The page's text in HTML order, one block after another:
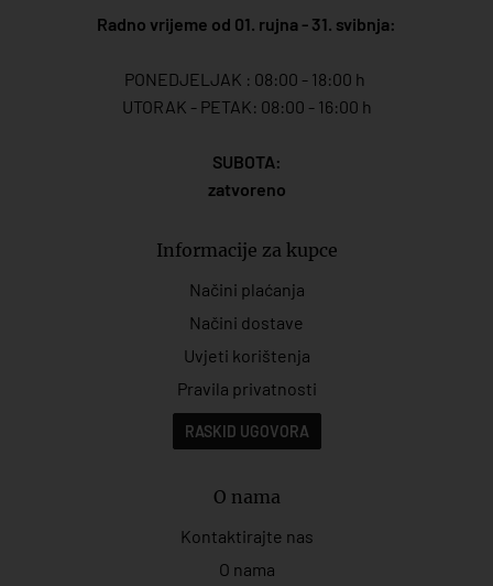
Radno vrijeme od 01. rujna - 31. svibnja:
PONEDJELJAK : 08:00 - 18:00 h
UTORAK - PETAK: 08:00 - 16:00 h
SUBOTA:
zatvoreno
Informacije za kupce
Načini plaćanja
Načini dostave
Uvjeti korištenja
Pravila privatnosti
RASKID UGOVORA
O nama
Kontaktirajte nas
O nama